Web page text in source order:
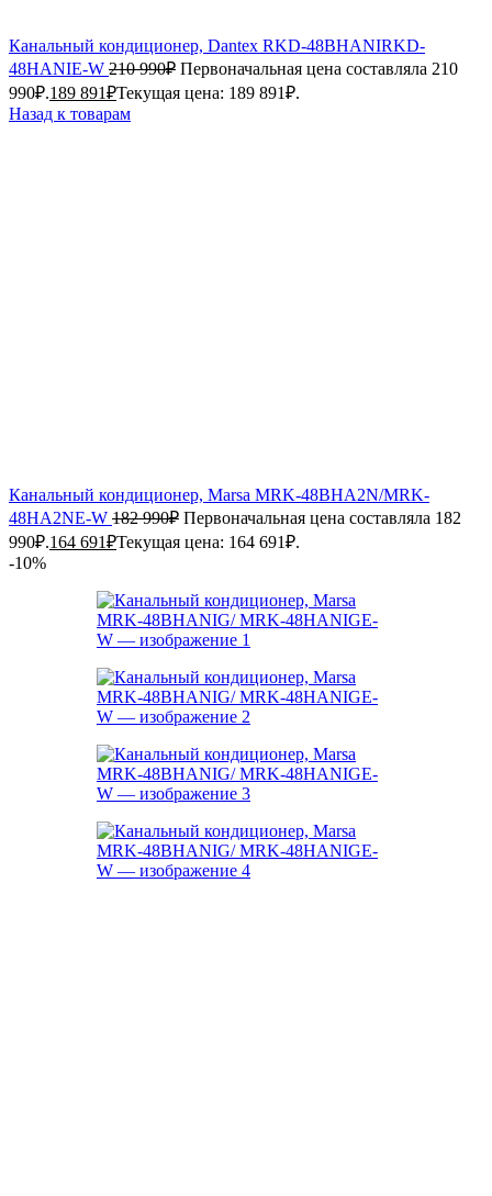
Канальный кондиционер, Dantex RKD-48BHANIRKD-
48HANIE-W 210 990₽ Первоначальная цена составляла 210
990₽.189 891₽Текущая цена: 189 891₽.
Назад к товарам
Канальный кондиционер, Marsa MRK-48BHA2N/MRK-
48HA2NE-W 182 990₽ Первоначальная цена составляла 182
990₽.164 691₽Текущая цена: 164 691₽.
-10%